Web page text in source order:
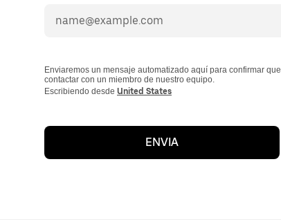
Enviaremos un mensaje automatizado aquí para confirmar
contactar con un miembro de nuestro equipo.
Escribiendo desde United States
ENVIA